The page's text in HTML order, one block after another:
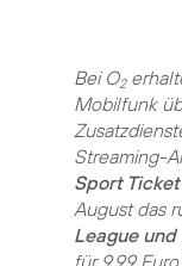
Bei O2
Mobilfunk
Streaming-
Sport Ticket
August das
League
für 9,99